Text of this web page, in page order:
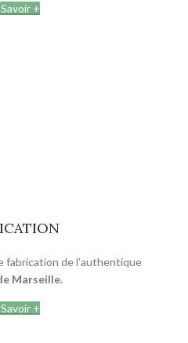
+
fabrication de l’authentique
Marseille.
+